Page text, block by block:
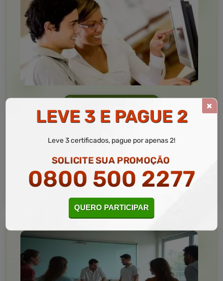
Informática Avançada
MATRICULAR AGORA
LEVE 3 E PAGUE 2
Leve 3 certificados, pague por apenas 2!
SOLICITE SUA PROMOÇÃO
0800 500 2277
QUERO PARTICIPAR